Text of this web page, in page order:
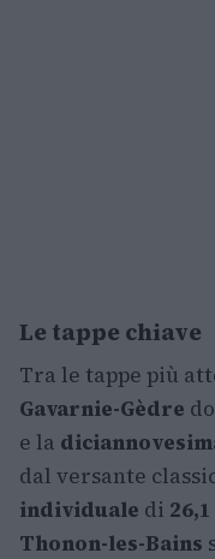
Le tappe chiave
Tra le tappe più
Gavarnie-Gèdre
e la
dal versante
individuale di
Thonon-les-Bains